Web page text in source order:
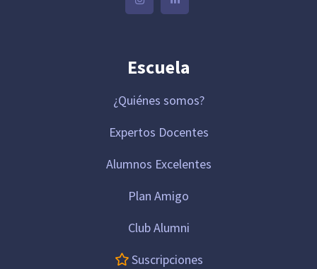
Escuela
¿Quiénes somos?
Expertos Docentes
Alumnos Excelentes
Plan Amigo
Club Alumni
Suscripciones